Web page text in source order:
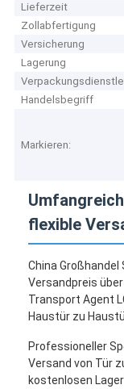
Lieferzeit
Zollabfertigung
Versicherung
Lagerung
Handelsbegriff
Markieren:
flexible
China
Versandpreis
Transport Agent
Haustür zu
Professioneller
Versand von Tür
kostenlosen